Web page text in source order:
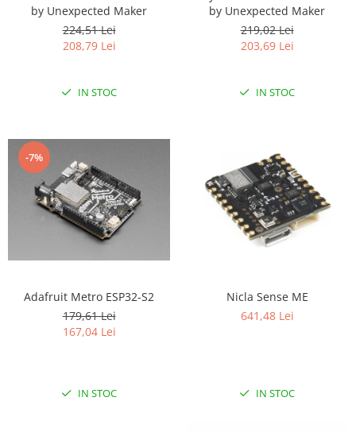
by Unexpected Maker
224,51 Lei
208,79 Lei
IN STOC
by Unexpected Maker
219,02 Lei
203,69 Lei
IN STOC
-7%
Adafruit Metro ESP32-S2
179,61 Lei
167,04 Lei
IN STOC
Nicla Sense ME
641,48 Lei
IN STOC